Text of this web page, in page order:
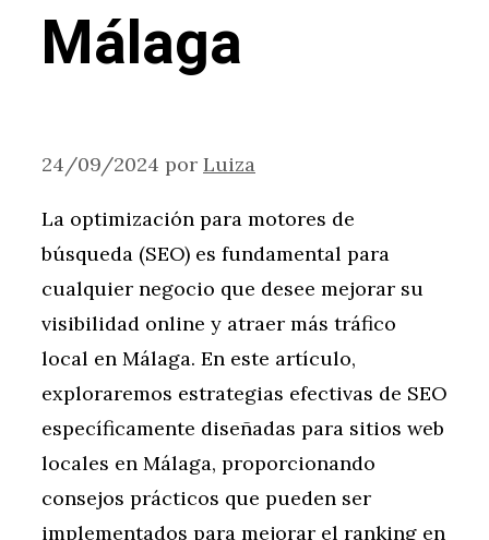
Málaga
24/09/2024 por Luiza
La optimización para motores de
búsqueda (SEO) es fundamental para
cualquier negocio que desee mejorar su
visibilidad online y atraer más tráfico
local en Málaga. En este artículo,
exploraremos estrategias efectivas de SEO
específicamente diseñadas para sitios web
locales en Málaga, proporcionando
consejos prácticos que pueden ser
implementados para mejorar el ranking en